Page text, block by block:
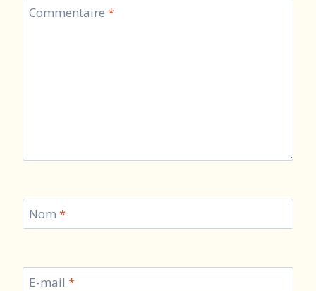
Commentaire *
Nom *
E-mail *